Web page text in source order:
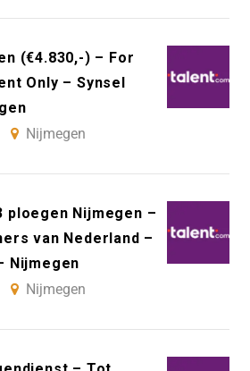
(€4.830,-) – For
Only – Synsel
Nijmegen
Nijmegen –
van Nederland –
Nijmegen
Nijmegen